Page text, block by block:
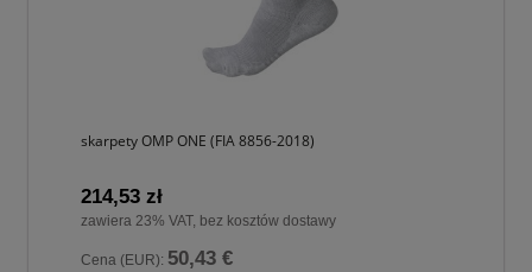
skarpety OMP ONE (FIA 8856-2018)
214,53 zł
zawiera 23% VAT, bez kosztów dostawy
Cena (EUR): 50,43 €